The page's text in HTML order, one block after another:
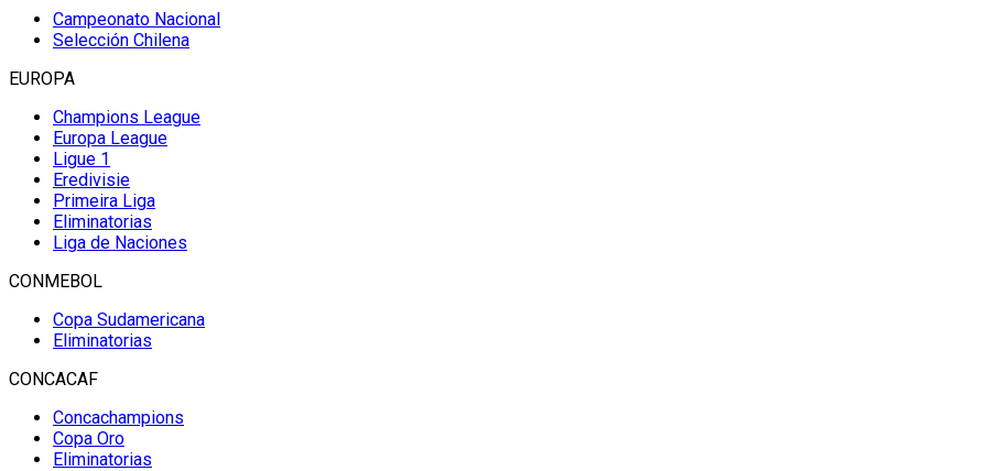
Campeonato Nacional
Selección Chilena
EUROPA
Champions League
Europa League
Ligue 1
Eredivisie
Primeira Liga
Eliminatorias
Liga de Naciones
CONMEBOL
Copa Sudamericana
Eliminatorias
CONCACAF
Concachampions
Copa Oro
Eliminatorias